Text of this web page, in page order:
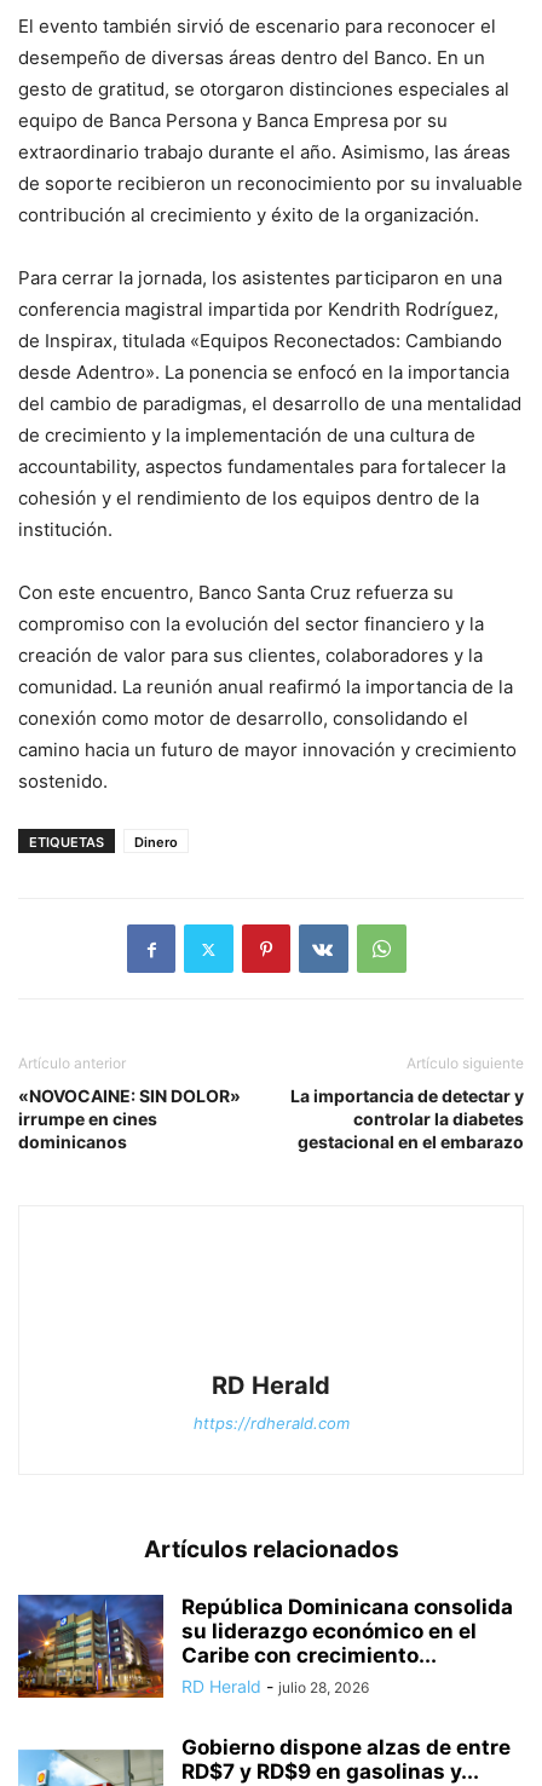
El evento también sirvió de escenario para reconocer el
desempeño de diversas áreas dentro del Banco. En un
gesto de gratitud, se otorgaron distinciones especiales al
equipo de Banca Persona y Banca Empresa por su
extraordinario trabajo durante el año. Asimismo, las áreas
de soporte recibieron un reconocimiento por su invaluable
contribución al crecimiento y éxito de la organización.
Para cerrar la jornada, los asistentes participaron en una
conferencia magistral impartida por Kendrith Rodríguez,
de Inspirax, titulada «Equipos Reconectados: Cambiando
desde Adentro». La ponencia se enfocó en la importancia
del cambio de paradigmas, el desarrollo de una mentalidad
de crecimiento y la implementación de una cultura de
accountability, aspectos fundamentales para fortalecer la
cohesión y el rendimiento de los equipos dentro de la
institución.
Con este encuentro, Banco Santa Cruz refuerza su
compromiso con la evolución del sector financiero y la
creación de valor para sus clientes, colaboradores y la
comunidad. La reunión anual reafirmó la importancia de la
conexión como motor de desarrollo, consolidando el
camino hacia un futuro de mayor innovación y crecimiento
sostenido.
ETIQUETAS Dinero
Artículo anterior
«NOVOCAINE: SIN DOLOR»
irrumpe en cines
dominicanos
Artículo siguiente
La importancia de detectar y
controlar la diabetes
gestacional en el embarazo
RD Herald
https://rdherald.com
Artículos relacionados
República Dominicana consolida
su liderazgo económico en el
Caribe con crecimiento...
RD Herald - julio 28, 2026
Gobierno dispone alzas de entre
RD$7 y RD$9 en gasolinas y...